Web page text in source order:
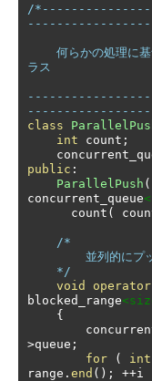
/
ラス
class
int count ;
public :
ParallelPush (
concurrent_queue
      count
(
/*
    */
void
operator
blocked_range
{
>queue ;
for
( int
range . end (); ++i